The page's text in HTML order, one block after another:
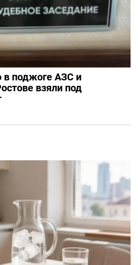
в поджоге АЗС и
взяли под